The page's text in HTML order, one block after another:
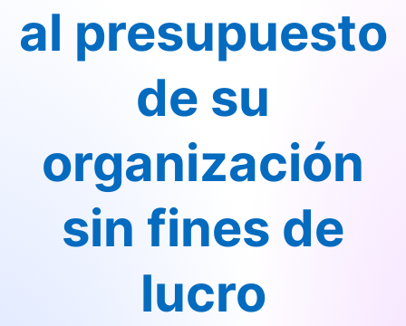
al presupuesto
de su
organización
sin fines de
lucro